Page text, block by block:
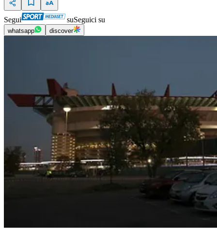
Segui suSeguici su
whatsapp discover